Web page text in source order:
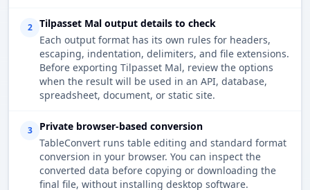
2
Tilpasset Mal output details to check
Each output format has its own rules for headers,
escaping, indentation, delimiters, and file extensions.
Before exporting Tilpasset Mal, review the options
when the result will be used in an API, database,
spreadsheet, document, or static site.
3
Private browser-based conversion
TableConvert runs table editing and standard format
conversion in your browser. You can inspect the
converted data before copying or downloading the
final file, without installing desktop software.